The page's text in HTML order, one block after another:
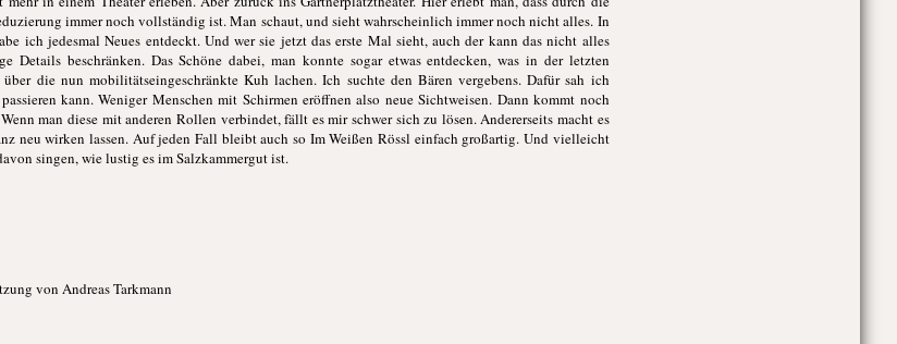
immer noch vollständig ist. Man schaut, und sieht wahrscheinlich immer noch nicht alles. In
ich jedesmal Neues entdeckt. Und wer sie jetzt das erste Mal sieht, auch der kann das nicht alles
Details beschränken. Das Schöne dabei, man konnte sogar etwas entdecken, was in der letzten
die nun mobilitätseingeschränkte Kuh lachen. Ich suchte den Bären vergebens. Dafür sah ich
kann. Weniger Menschen mit Schirmen eröffnen also neue Sichtweisen. Dann kommt noch
man diese mit anderen Rollen verbindet, fällt es mir schwer sich zu lösen. Andererseits macht es
neu wirken lassen. Auf jeden Fall bleibt auch so Im Weißen Rössl einfach großartig. Und vielleicht
singen, wie lustig es im Salzkammergut ist.
von Andreas Tarkmann